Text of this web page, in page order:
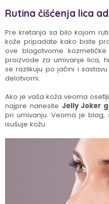
Rutina čišćenja lica
Pre kretanja sa bilo kojom
kože pripadate kako biste
ove blagotvorne
proizvode za umivanje lica,
se razlikuju po jačini i
delotvorni.
Ako je vaša koža veoma
najpre nanesite Jelly Joker
pri umivanju. Veoma je blag,
isušuje kožu.